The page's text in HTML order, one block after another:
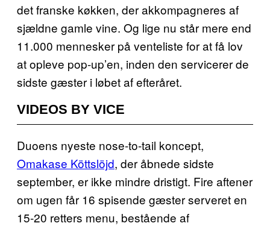
det franske køkken, der akkompagneres af
sjældne gamle vine. Og lige nu står mere end
11.000 mennesker på venteliste for at få lov
at opleve pop-up’en, inden den servicerer de
sidste gæster i løbet af efteråret.
VIDEOS BY VICE
Duoens nyeste nose-to-tail koncept,
Omakase Köttslöjd, der åbnede sidste
september, er ikke mindre dristigt. Fire aftener
om ugen får 16 spisende gæster serveret en
15-20 retters menu, bestående af